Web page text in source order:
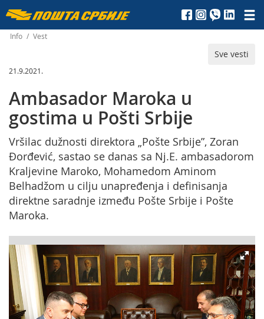
Пошта
Србије
д.о.о.
Info / Vest
Sve vesti
21.9.2021.
Ambasador Maroka u
gostima u Pošti Srbije
Vršilac dužnosti direktora „Pošte Srbije”, Zoran
Đorđević, sastao se danas sa Nj.E. ambasadorom
Kraljevine Maroko, Mohamedom Aminom
Belhadžom u cilju unapređenja i definisanja
direktne saradnje između Pošte Srbije i Pošte
Maroka.